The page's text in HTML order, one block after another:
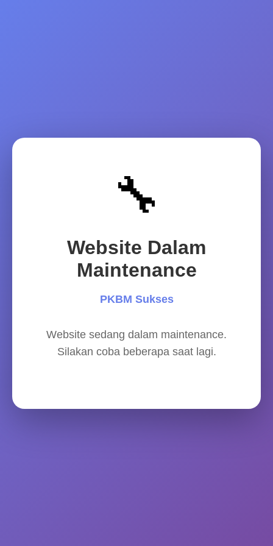
🔧
Website Dalam
Maintenance
PKBM Sukses
Website sedang dalam maintenance.
Silakan coba beberapa saat lagi.